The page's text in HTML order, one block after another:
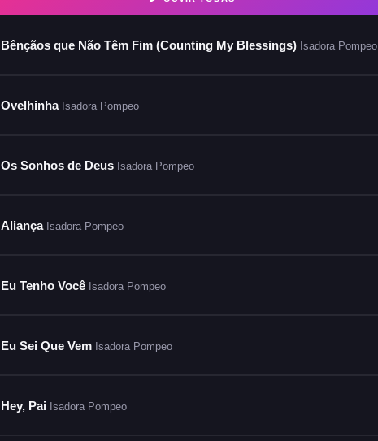
Bênçãos que Não Têm Fim (Counting My Blessings)Isadora Pompeo
OvelhinhaIsadora Pompeo
Os Sonhos de DeusIsadora Pompeo
AliançaIsadora Pompeo
Eu Tenho VocêIsadora Pompeo
Eu Sei Que Vem Isadora Pompeo
Hey, Pai Isadora Pompeo